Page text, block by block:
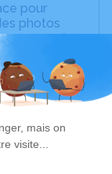
pour
photos
vos pensées
endroit
la
est